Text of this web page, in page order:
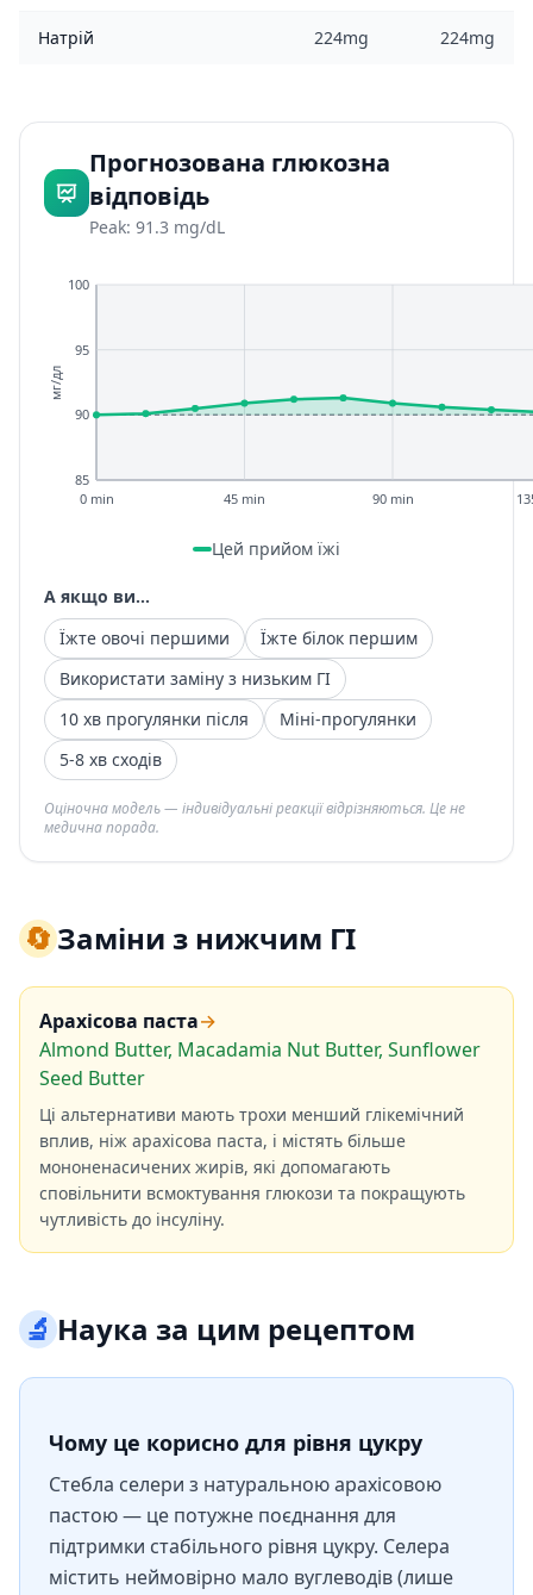
Натрій 224mg 224mg
Прогнозована глюкозна
відповідь
Peak: 91.3 mg/dL
85
90
95
100
0 min 45 min 90 min
мг/дл
Цей прийом їжі
А якщо ви...
Їжте овочі першими
Їжте білок першим
Використати заміну з низьким ГІ
10 хв прогулянки після
Міні-прогулянки
5-8 хв сходів
Оціночна модель — індивідуальні реакції відрізняються. Це не
медична порада.
🔄Заміни з нижчим ГІ
Арахісова паста→
Almond Butter, Macadamia Nut Butter, Sunflower
Seed Butter
Ці альтернативи мають трохи менший глікемічний
вплив, ніж арахісова паста, і містять більше
мононенасичених жирів, які допомагають
сповільнити всмоктування глюкози та покращують
чутливість до інсуліну.
🔬Наука за цим рецептом
Чому це корисно для рівня цукру
Стебла селери з натуральною арахісовою
пастою — це потужне поєднання для
підтримки стабільного рівня цукру. Селера
містить неймовірно мало вуглеводів (лише